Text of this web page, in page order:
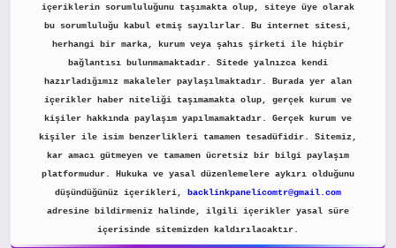
içeriklerin sorumluluğunu taşımakta olup, siteye üye olarak
bu sorumluluğu kabul etmiş sayılırlar. Bu internet sitesi,
herhangi bir marka, kurum veya şahıs şirketi ile hiçbir
bağlantısı bulunmamaktadır. Sitede yalnızca kendi
hazırladığımız makaleler paylaşılmaktadır. Burada yer alan
içerikler haber niteliği taşımamakta olup, gerçek kurum ve
kişiler hakkında paylaşım yapılmamaktadır. Gerçek kurum ve
kişiler ile isim benzerlikleri tamamen tesadüfidir. Sitemiz,
kar amacı gütmeyen ve tamamen ücretsiz bir bilgi paylaşım
platformudur. Hukuka ve yasal düzenlemelere aykırı olduğunu
düşündüğünüz içerikleri,
backlinkpanelicomtr@gmail.com
adresine bildirmeniz halinde, ilgili içerikler yasal süre
içerisinde sitemizden kaldırılacaktır.